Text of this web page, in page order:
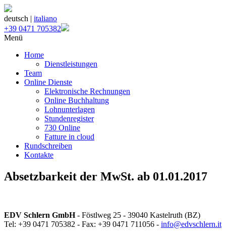
deutsch | italiano
+39 0471 705382
Menü
Home
Dienstleistungen
Team
Online Dienste
Elektronische Rechnungen
Online Buchhaltung
Lohnunterlagen
Stundenregister
730 Online
Fatture in cloud
Rundschreiben
Kontakte
Absetzbarkeit der MwSt. ab 01.01.2017
EDV Schlern GmbH- Föstlweg 25 - 39040 Kastelruth (BZ)
Tel: +39 0471 705382 - Fax: +39 0471 711056 - info@edvschlern.it